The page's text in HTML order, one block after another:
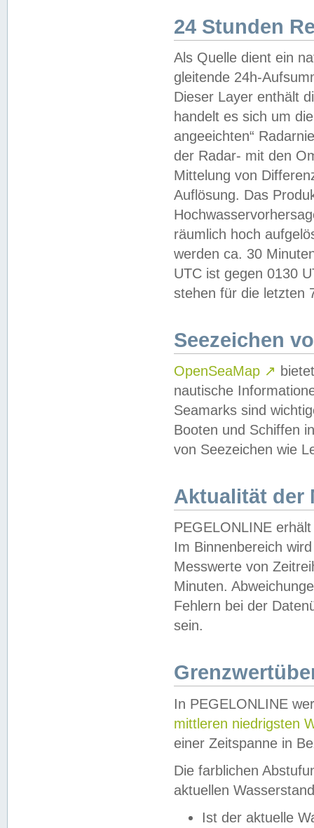
24 Stunden
Als Quelle dient ein
gleitende 24h-
Dieser Layer enthält
handelt es sich um
angeeichten“
der Radar- mit den
Mittelung von
Auflösung. Das
räumlich hoch
werden ca. 30
UTC ist gegen 0130
stehen für die letzten
Seezeichen
OpenSeaMap ↗
nautische
Seamarks sind
Booten und Schiffen
von Seezeichen wie
Aktualität der
PEGELONLINE
Im Binnenbereich
Messwerte von
Minuten.
Fehlern bei der
sein.
In PEGELONLINE
mittleren niedrigsten
einer Zeitspanne in
Die farblichen
aktuellen
Ist der aktuelle